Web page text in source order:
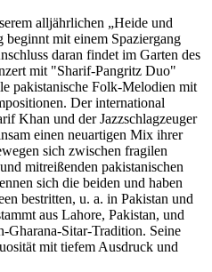
alljährlichen „Heide und
mit einem Spaziergang
daran findet im Garten des
mit "Sharif-Pangritz Duo"
pakistanische Folk-Melodien mit
Der international
Khan und der Jazzschlagzeuger
einen neuartigen Mix ihrer
sich zwischen fragilen
mitreißenden pakistanischen
sich die beiden und haben
bestritten, u. a. in Pakistan und
aus Lahore, Pakistan, und
Gharana-Sitar-Tradition. Seine
mit tiefem Ausdruck und